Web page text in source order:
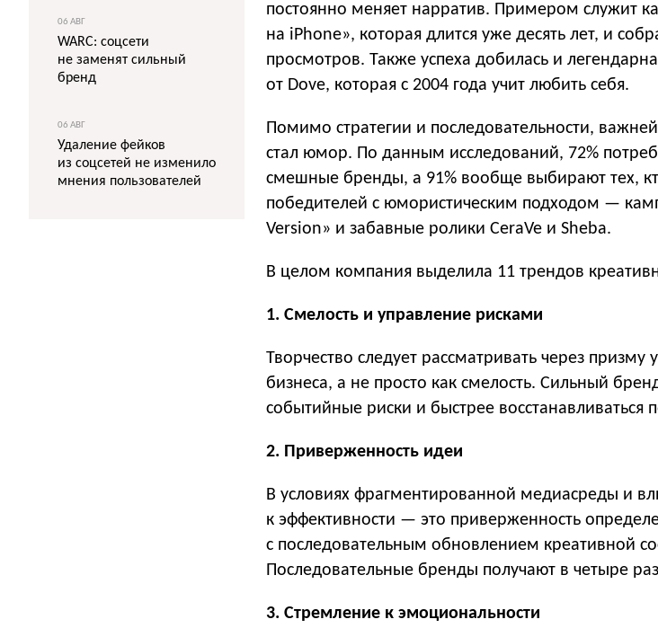
постоянно меняет нарратив. Примером служит
на iPhone», которая длится уже десять лет, и
просмотров. Также успеха добилась и
от Dove, которая с 2004 года учит любить себя.
Помимо стратегии и последовательности,
стал юмор. По данным исследований, 72%
смешные бренды, а 91% вообще выбирают тех,
победителей с юмористическим подходом —
Version» и забавные ролики CeraVe и Sheba.
В целом компания выделила 11 трендов
1. Смелость и управление рисками
Творчество следует рассматривать через
бизнеса, а не просто как смелость. Сильный
событийные риски и быстрее восстанавливаться
2. Приверженность идеи
В условиях фрагментированной медиасреды и
к эффективности — это приверженность
с последовательным обновлением креативной
Последовательные бренды получают в четыре
3. Стремление к эмоциональности
06 АВГ
WARC: соцсети
не заменят сильный
бренд
06 АВГ
Удаление фейков
из соцсетей не изменило
мнения пользователей